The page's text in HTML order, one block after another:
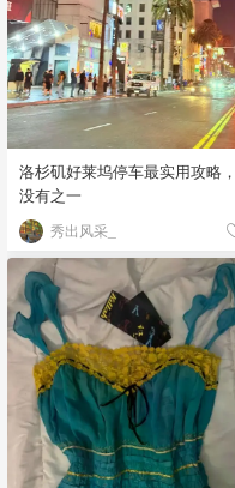
洛杉矶好莱坞停车最实用攻略，
没有之一
秀出风采_